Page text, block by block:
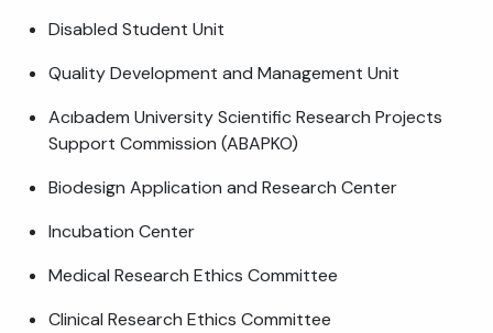
Disabled Student Unit
Quality Development and Management Unit
Acıbadem University Scientific Research Projects
Support Commission (ABAPKO)
Biodesign Application and Research Center
Incubation Center
Medical Research Ethics Committee
Clinical Research Ethics Committee